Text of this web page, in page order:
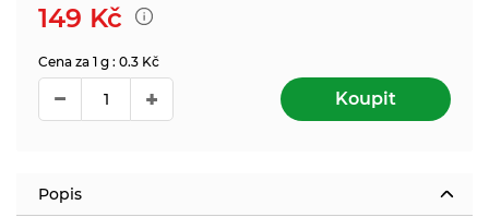
149 Kč
Cena za 1 g : 0.3 Kč
Koupit
Popis